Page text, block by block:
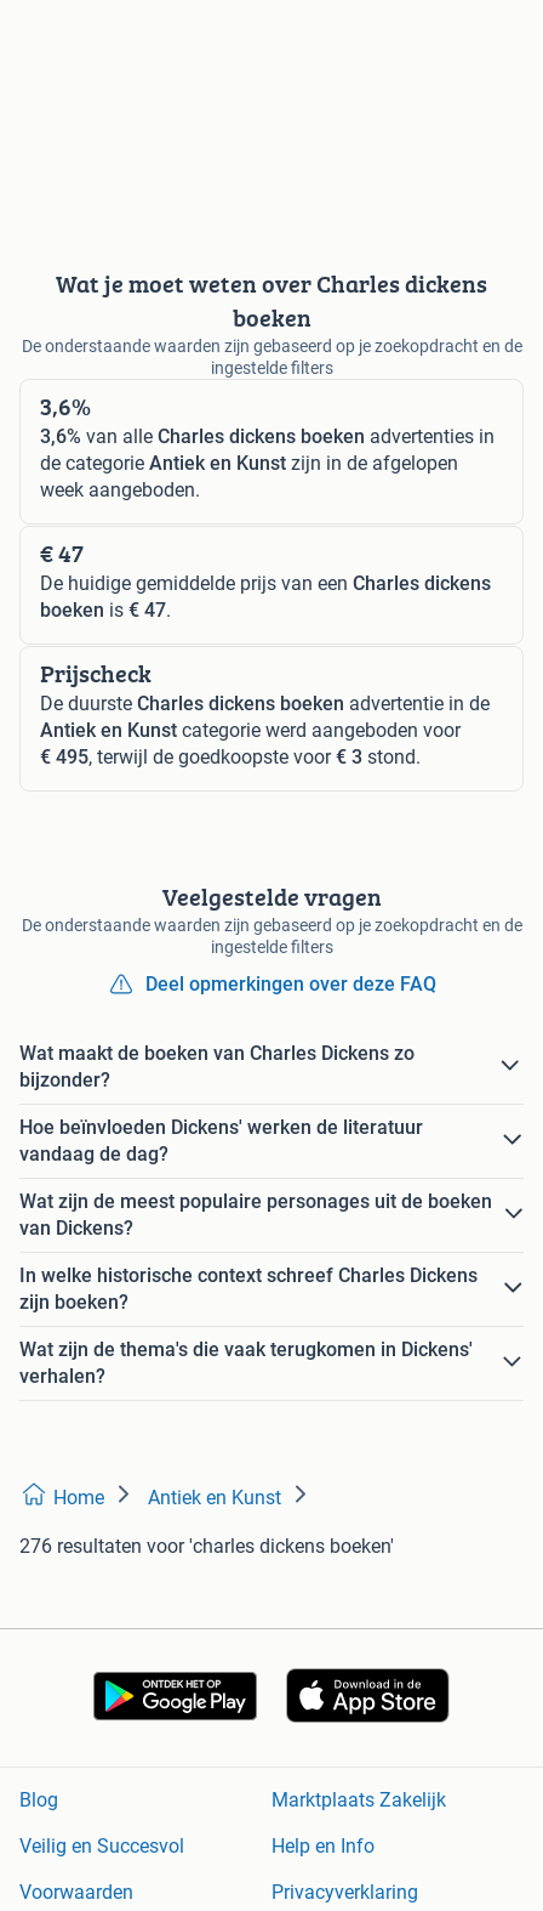
Wat je moet weten over Charles dickens
boeken
De onderstaande waarden zijn gebaseerd op je zoekopdracht en de
ingestelde filters
3,6%
3,6% van alle Charles dickens boeken advertenties in
de categorie Antiek en Kunst zijn in de afgelopen
week aangeboden.
€ 47
De huidige gemiddelde prijs van een Charles dickens
boeken is € 47.
Prijscheck
De duurste Charles dickens boeken advertentie in de
Antiek en Kunst categorie werd aangeboden voor
€ 495, terwijl de goedkoopste voor€ 3 stond.
Veelgestelde vragen
De onderstaande waarden zijn gebaseerd op je zoekopdracht en de
ingestelde filters
Deel opmerkingen over deze FAQ
Wat maakt de boeken van Charles Dickens zo
bijzonder?
Hoe beïnvloeden Dickens' werken de literatuur
vandaag de dag?
Wat zijn de meest populaire personages uit de boeken
van Dickens?
In welke historische context schreef Charles Dickens
zijn boeken?
Wat zijn de thema's die vaak terugkomen in Dickens'
verhalen?
Home Antiek en Kunst
276 resultaten voor 'charles dickens boeken'
Blog
Marktplaats Zakelijk
Veilig en Succesvol
Help en Info
Voorwaarden
Privacyverklaring